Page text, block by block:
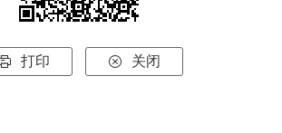
打印  关闭